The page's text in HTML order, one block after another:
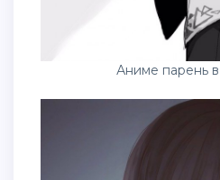
Аниме парень в